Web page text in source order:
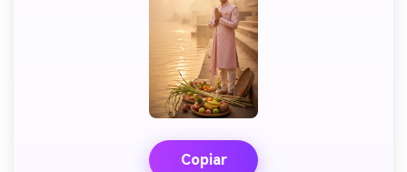
Copiar